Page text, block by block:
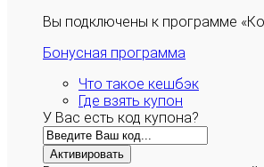
Вы подключены к программе
Бонусная программа
Что такое кешбэк
Где взять купон
У Вас есть код купона?
Активировать